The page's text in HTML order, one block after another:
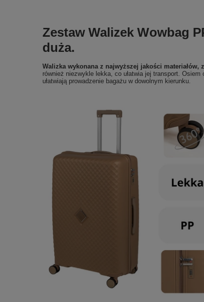
Zestaw Walizek Wowbag
duża.
Walizka wykonana z najwyższej jakości
również niezwykle lekka, co ułatwia jej transport.
ułatwiają prowadzenie bagażu w dowolnym kierunku.